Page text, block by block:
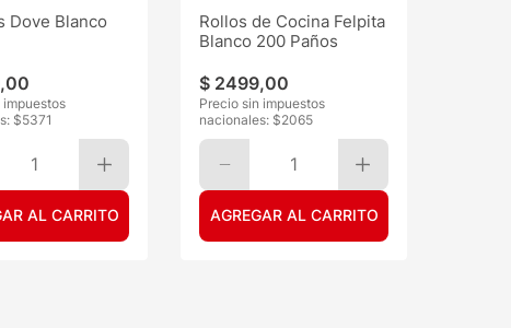
Dove Blanco
,00
impuestos
$5371
1
AL CARRITO
Rollos de Cocina Felpita
Blanco 200 Paños
$ 2499,00
Precio sin impuestos
nacionales: $2065
1
AGREGAR AL CARRITO